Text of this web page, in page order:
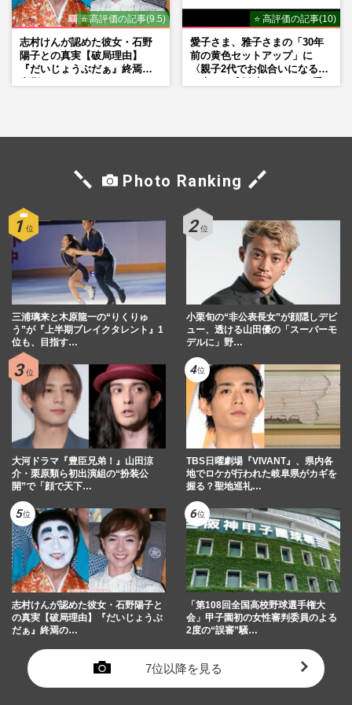
⭐ 高評価の記事(9.5)
志村けんが認めた彼女・石野
陽子との真実【破局理由】
『だいじょうぶだぁ』終焉の
⭐ 高評価の記事(10)
愛子さま、雅子さまの「30年
前の黄色セットアップ」に
〈親子2代でお似合いになる〉
Photo Ranking
三浦璃来と木原龍一の“りくりゅ
う”が『上半期ブレイクタレント』1
位も、目指す…
小栗旬の“非公表長女”が顔隠しデビ
ュー、透ける山田優の「スーパーモ
デルに」野…
大河ドラマ『豊臣兄弟！』山田涼
介・栗原類ら初出演組の“扮装公
開”で「顔で天下…
TBS日曜劇場『VIVANT』、県内各
地でロケが行われた岐阜県がカギを
握る？聖地巡礼…
志村けんが認めた彼女・石野陽子と
の真実【破局理由】『だいじょうぶ
だぁ』終焉の…
「第108回全国高校野球選手権大
会」甲子園初の女性審判委員のよる
2度の“誤審”騒…
7位以降を見る